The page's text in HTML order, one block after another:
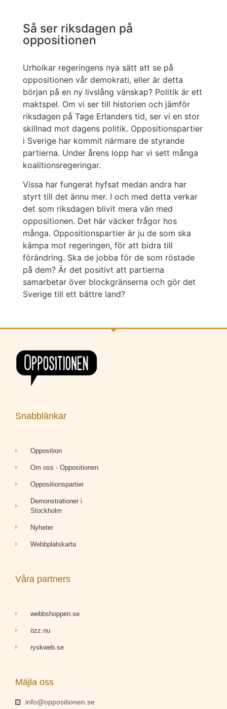
Så ser riksdagen på
oppositionen
Urholkar regeringens nya sätt att se på
oppositionen vår demokrati, eller är detta
början på en ny livslång vänskap? Politik är ett
maktspel. Om vi ser till historien och jämför
riksdagen på Tage Erlanders tid, ser vi en stor
skillnad mot dagens politik. Oppositionspartier
i Sverige har kommit närmare de styrande
partierna. Under årens lopp har vi sett många
koalitionsregeringar.
Vissa har fungerat hyfsat medan andra har
styrt till det ännu mer. I och med detta verkar
det som riksdagen blivit mera vän med
oppositionen. Det här väcker frågor hos
många. Oppositionspartier är ju de som ska
kämpa mot regeringen, för att bidra till
förändring. Ska de jobba för de som röstade
på dem? Är det positivt att partierna
samarbetar över blockgränserna och gör det
Sverige till ett bättre land?
Snabblänkar
Opposition
Om oss - Oppositionen
Oppositionspartier
Demonstrationer i
Stockholm
Nyheter
Webbplatskarta
Våra partners
webbshoppen.se
özz.nu
ryskweb.se
Mäjla oss
info@oppositionen.se